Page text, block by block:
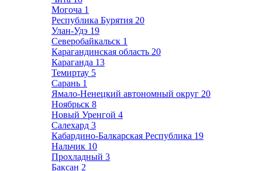
Могоча 1
Республика Бурятия 20
Улан-Удэ 19
Северобайкальск 1
Карагандинская область 20
Караганда 13
Темиртау 5
Сарань 1
Ямало-Ненецкий автономный округ 20
Ноябрьск 8
Новый Уренгой 4
Салехард 3
Кабардино-Балкарская Республика 19
Нальчик 10
Прохладный 3
Баксан 2